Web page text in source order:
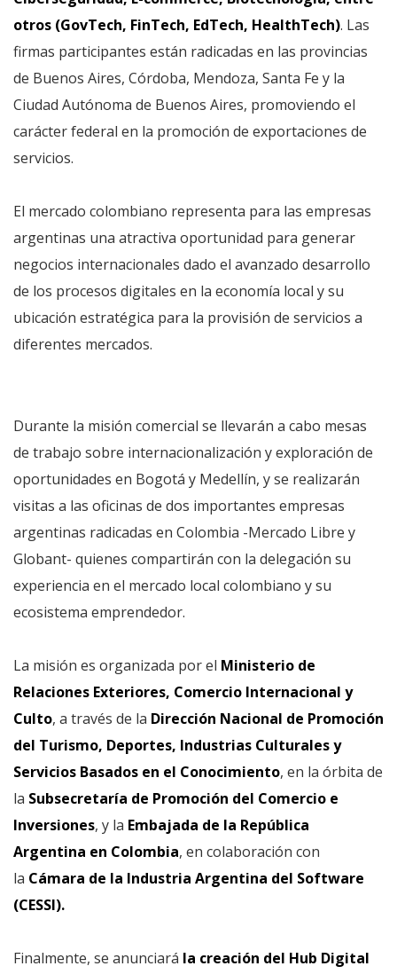
otros (GovTech, FinTech, EdTech, HealthTech). Las
firmas participantes están radicadas en las provincias
de Buenos Aires, Córdoba, Mendoza, Santa Fe y la
Ciudad Autónoma de Buenos Aires, promoviendo el
carácter federal en la promoción de exportaciones de
servicios.
El mercado colombiano representa para las empresas
argentinas una atractiva oportunidad para generar
negocios internacionales dado el avanzado desarrollo
de los procesos digitales en la economía local y su
ubicación estratégica para la provisión de servicios a
diferentes mercados.
Durante la misión comercial se llevarán a cabo mesas
de trabajo sobre internacionalización y exploración de
oportunidades en Bogotá y Medellín, y se realizarán
visitas a las oficinas de dos importantes empresas
argentinas radicadas en Colombia -Mercado Libre y
Globant- quienes compartirán con la delegación su
experiencia en el mercado local colombiano y su
ecosistema emprendedor.
La misión es organizada por el Ministerio de
Relaciones Exteriores, Comercio Internacional y
Culto, a través de la Dirección Nacional de Promoción
del Turismo, Deportes, Industrias Culturales y
Servicios Basados en el Conocimiento, en la órbita de
la Subsecretaría de Promoción del Comercio e
Inversiones, y la Embajada de la República
Argentina en Colombia, en colaboración con
la Cámara de la Industria Argentina del Software
(CESSI).
Finalmente, se anunciará la creación del Hub Digital